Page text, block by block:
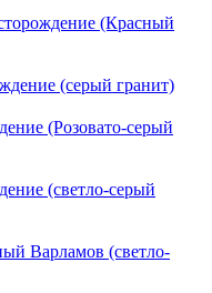
(Красный
(cерый гранит)
(Розовато-серый
(светло-серый
Варламов (светло-